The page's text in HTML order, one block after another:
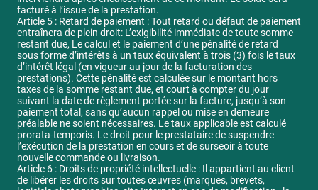
facturé à l’issue de la prestation.
Article 5 : Retard de paiement : Tout retard ou défaut de paiement
entraînera de plein droit: L’exigibilité immédiate de toute somme
restant due, Le calcul et le paiement d’une pénalité de retard
sous forme d’intérêts à un taux équivalent à trois (3) fois le taux
d’intérêt légal (en vigueur au jour de la facturation des
prestations). Cette pénalité est calculée sur le montant hors
taxes de la somme restant due, et court à compter du jour
suivant la date de règlement portée sur la facture, jusqu’à son
paiement total, sans qu’aucun rappel ou mise en demeure
préalable ne soient nécessaires. Le taux applicable est calculé
prorata-temporis. Le droit pour le prestataire de suspendre
l’exécution de la prestation en cours et de surseoir à toute
nouvelle commande ou livraison.
Article 6 : Droits de propriété intellectuelle : Il appartient au client
de libérer les droits sur toutes œuvres (marques, brevets,